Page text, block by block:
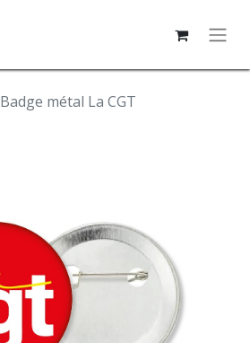
Badge métal La CGT